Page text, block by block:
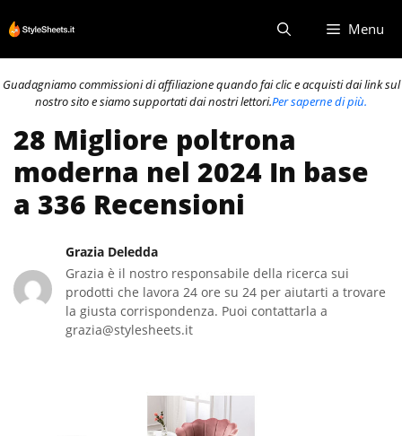
al
contenuto
Menu
Guadagniamo commissioni di affiliazione quando fai clic e acquisti dai link sul
nostro sito e siamo supportati dai nostri lettori.Per saperne di più.
28 Migliore poltrona
moderna nel 2024 In base
a 336 Recensioni
Grazia Deledda
Grazia è il nostro responsabile della ricerca sui
prodotti che lavora 24 ore su 24 per aiutarti a trovare
la giusta corrispondenza. Puoi contattarla a
grazia@stylesheets.it